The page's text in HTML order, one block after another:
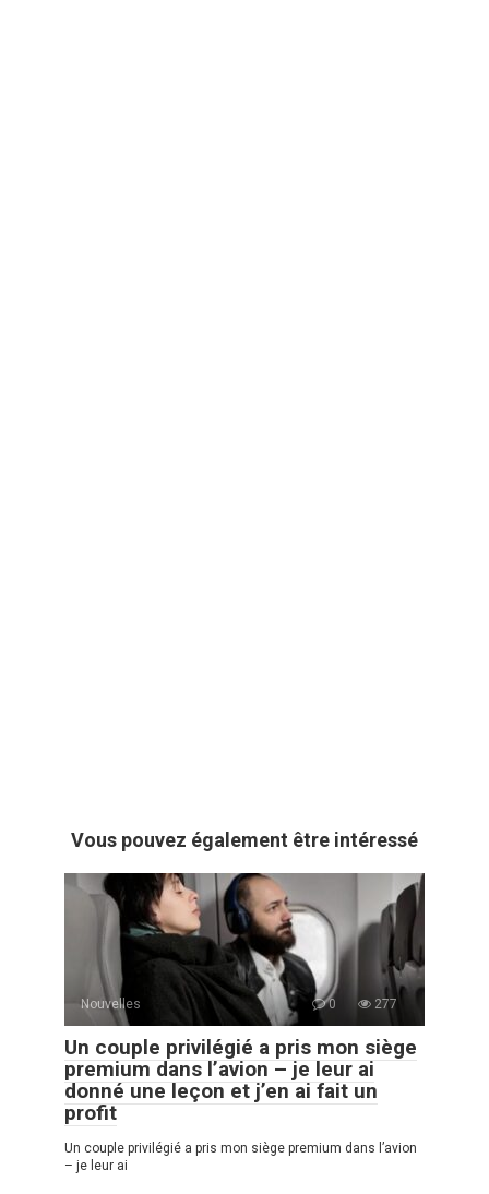
Vous pouvez également être intéressé
Nouvelles 0 277
Un couple privilégié a pris mon siège
premium dans l’avion – je leur ai
donné une leçon et j’en ai fait un
profit
Un couple privilégié a pris mon siège premium dans l’avion
– je leur ai